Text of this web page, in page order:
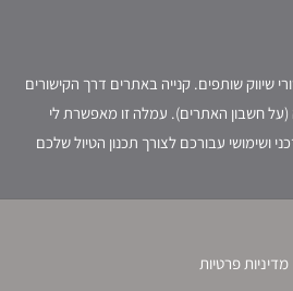
שיווק שותפים. קנייה באתרים דרך הקישורים
חשבון האתרים). עמלה זו מאפשרת לי
ושימושי עבורכם לצורך תכנון הטיול שלכם
מדיניות פרטיות